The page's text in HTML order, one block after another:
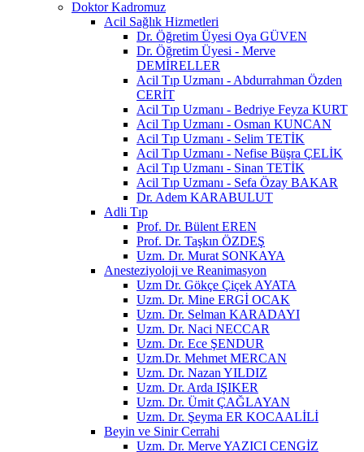
Doktor Kadromuz
Acil Sağlık Hizmetleri
Dr. Öğretim Üyesi Oya GÜVEN
Dr. Öğretim Üyesi - Merve
DEMİRELLER
Acil Tıp Uzmanı - Abdurrahman Özden
CERİT
Acil Tıp Uzmanı - Bedriye Feyza KURT
Acil Tıp Uzmanı - Osman KUNCAN
Acil Tıp Uzmanı - Selim TETİK
Acil Tıp Uzmanı - Nefise Büşra ÇELİK
Acil Tıp Uzmanı - Sinan TETİK
Acil Tıp Uzmanı - Sefa Özay BAKAR
Dr. Adem KARABULUT
Adli Tıp
Prof. Dr. Bülent EREN
Prof. Dr. Taşkın ÖZDEŞ
Uzm. Dr. Murat SONKAYA
Anesteziyoloji ve Reanimasyon
Uzm Dr. Gökçe Çiçek AYATA
Uzm. Dr. Mine ERGİ OCAK
Uzm. Dr. Selman KARADAYI
Uzm. Dr. Naci NECCAR
Uzm. Dr. Ece ŞENDUR
Uzm.Dr. Mehmet MERCAN
Uzm. Dr. Nazan YILDIZ
Uzm. Dr. Arda IŞIKER
Uzm. Dr. Ümit ÇAĞLAYAN
Uzm. Dr. Şeyma ER KOCAALİLİ
Beyin ve Sinir Cerrahi
Uzm. Dr. Merve YAZICI CENGİZ